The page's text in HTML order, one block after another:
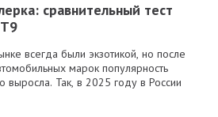
сравнительный тест
всегда были экзотикой, но после
марок популярность
выросла. Так, в 2025 году в России